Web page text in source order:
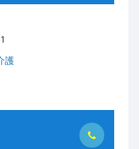
1
護